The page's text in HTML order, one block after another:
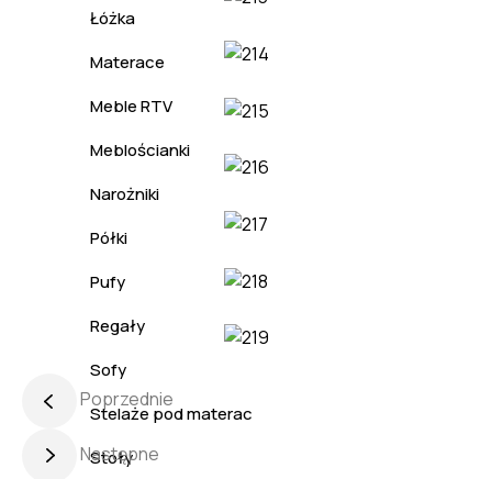
Łóżka
Materace
Meble RTV
Meblościanki
Narożniki
Półki
Pufy
Regały
Sofy
Stelaże pod materac
Stoły
Poprzednie
Następne